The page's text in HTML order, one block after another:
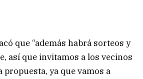
que “además habrá sorteos y
así que invitamos a los vecinos
propuesta, ya que vamos a